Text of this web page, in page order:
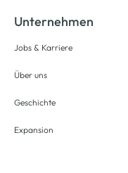
Unternehmen
Jobs & Karriere
Über uns
Geschichte
Expansion